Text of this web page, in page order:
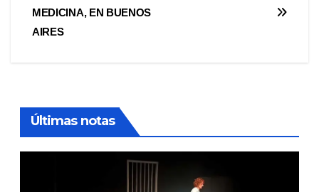
de
entradas
MEDICINA, EN BUENOS
AIRES
Últimas notas